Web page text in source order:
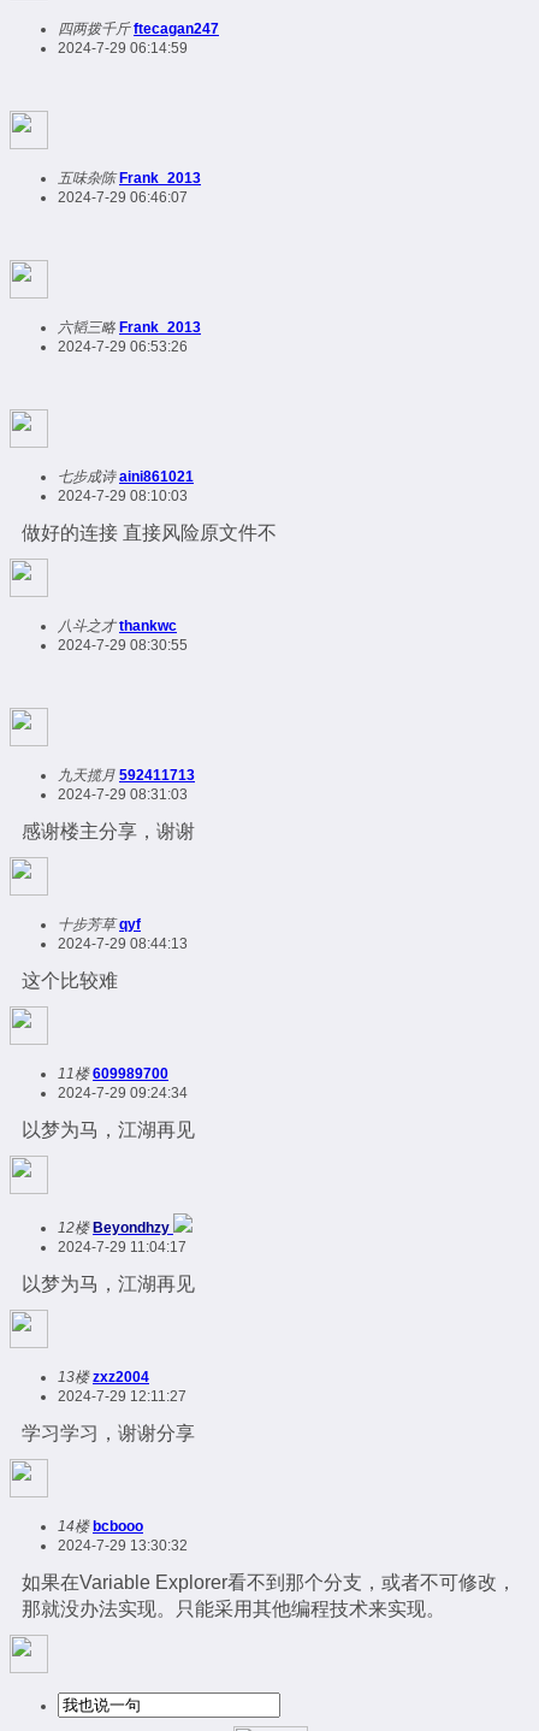
四两拨千斤 ftecagan247
2024-7-29 06:14:59
五味杂陈 Frank_2013
2024-7-29 06:46:07
六韬三略 Frank_2013
2024-7-29 06:53:26
七步成诗 aini861021
2024-7-29 08:10:03
做好的连接 直接风险原文件不
八斗之才 thankwc
2024-7-29 08:30:55
九天揽月 592411713
2024-7-29 08:31:03
感谢楼主分享，谢谢
十步芳草 qyf
2024-7-29 08:44:13
这个比较难
11楼 609989700
2024-7-29 09:24:34
以梦为马，江湖再见
12楼 Beyondhzy
2024-7-29 11:04:17
以梦为马，江湖再见
13楼 zxz2004
2024-7-29 12:11:27
学习学习，谢谢分享
14楼 bcbooo
2024-7-29 13:30:32
如果在Variable Explorer看不到那个分支，或者不可修改，
那就没办法实现。只能采用其他编程技术来实现。